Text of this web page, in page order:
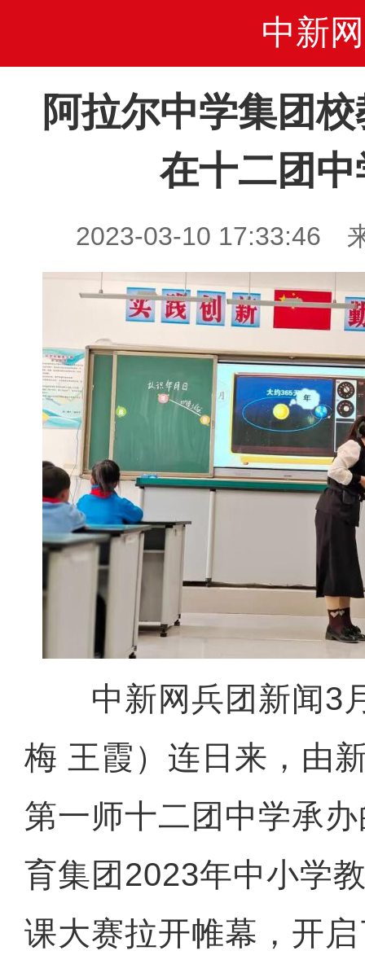
中新网
阿拉尔中学集团
在十二团
2023-03-10 17:33:46
中新网兵团新闻3
梅 王霞）连日来，由
第一师十二团中学承
育集团2023年中小学
课大赛拉开帷幕，开